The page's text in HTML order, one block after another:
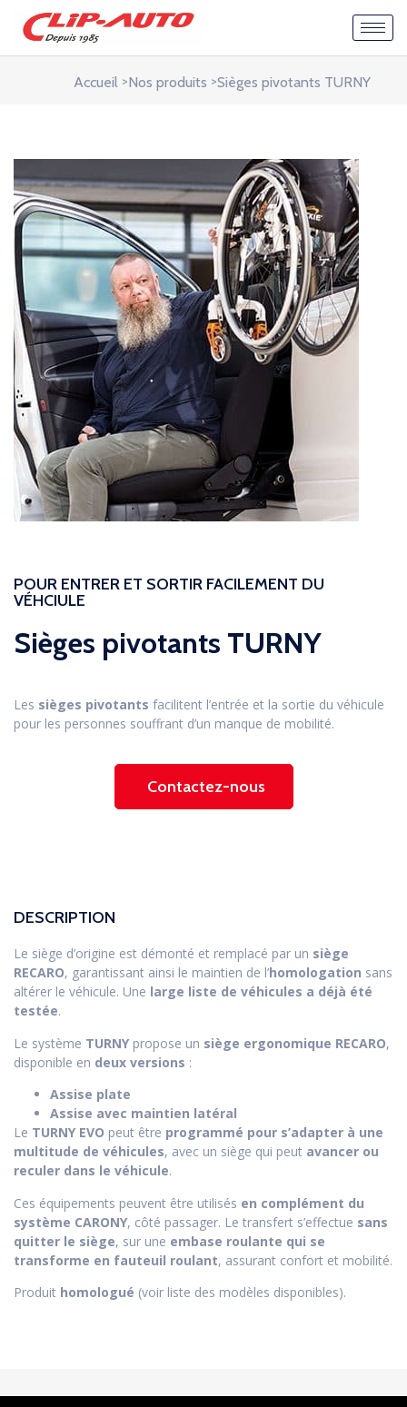
Accueil >Nos produits >Sièges pivotants TURNY
POUR ENTRER ET SORTIR FACILEMENT DU
VÉHCIULE
Sièges pivotants TURNY
Les sièges pivotants facilitent l’entrée et la sortie du véhicule
pour les personnes souffrant d’un manque de mobilité.
Contactez-nous
DESCRIPTION
Le siège d’origine est démonté et remplacé par un siège
RECARO, garantissant ainsi le maintien de l’homologation sans
altérer le véhicule. Une large liste de véhicules a déjà été
testée.
Le système TURNY propose un siège ergonomique RECARO,
disponible en deux versions :
Assise plate
Assise avec maintien latéral
Le TURNY EVO peut être programmé pour s’adapter à une
multitude de véhicules, avec un siège qui peut avancer ou
reculer dans le véhicule.
Ces équipements peuvent être utilisés en complément du
système CARONY, côté passager. Le transfert s’effectue sans
quitter le siège, sur une embase roulante qui se
transforme en fauteuil roulant, assurant confort et mobilité.
Produit homologué (voir liste des modèles disponibles).